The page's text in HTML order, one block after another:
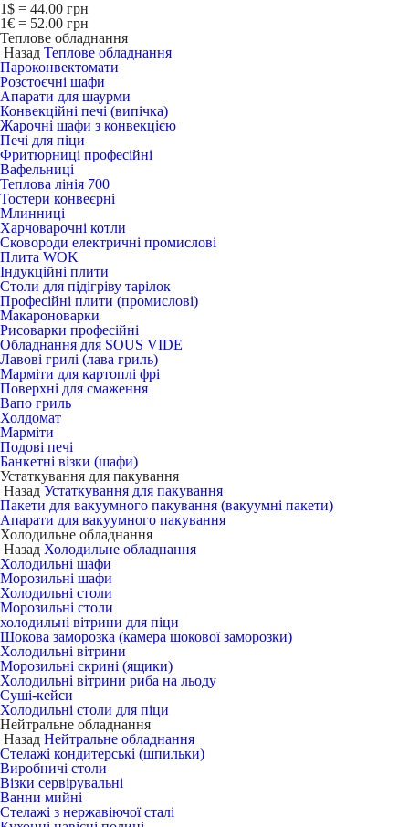
1$ = 44.00 грн
1€ = 52.00 грн
Теплове обладнання
Назад Теплове обладнання
Пароконвектомати
Розстоєчні шафи
Апарати для шаурми
Конвекційні печі (випічка)
Жарочні шафи з конвекцією
Печі для піци
Фритюрниці професійні
Вафельниці
Теплова лінія 700
Тостери конвеєрні
Млинниці
Харчоварочні котли
Сковороди електричні промислові
Плита WOK
Індукційні плити
Столи для підігріву тарілок
Професійні плити (промислові)
Макароноварки
Рисоварки професійні
Обладнання для SOUS VIDE
Лавові грилі (лава гриль)
Марміти для картоплі фрі
Поверхні для смаження
Вапо гриль
Холдомат
Марміти
Подові печі
Банкетні візки (шафи)
Устаткування для пакування
Назад Устаткування для пакування
Пакети для вакуумного пакування (вакуумні пакети)
Апарати для вакуумного пакування
Холодильне обладнання
Назад Холодильне обладнання
Холодильні шафи
Морозильні шафи
Холодильні столи
Морозильні столи
холодильні вітрини для піци
Шокова заморозка (камера шокової заморозки)
Холодильні вітрини
Морозильні скрині (ящики)
Холодильні вітрини риба на льоду
Суші-кейси
Холодильні столи для піци
Нейтральне обладнання
Назад Нейтральне обладнання
Стелажі кондитерські (шпильки)
Виробничі столи
Візки сервірувальні
Ванни мийні
Стелажі з нержавіючої сталі